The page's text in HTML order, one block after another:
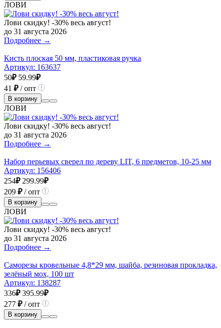
ЛОВИ
Лови скидку! -30% весь август!
до 31 августа 2026
Подробнее →
Кисть плоская 50 мм, пластиковая ручка
Артикул: 163637
50₽ 59.99₽
41 ₽/ опт
В корзину
ЛОВИ
Лови скидку! -30% весь август!
до 31 августа 2026
Подробнее →
Набор перьевых сверел по дереву LIT, 6 предметов, 10-25 мм
Артикул: 156406
254₽ 299.99₽
209 ₽/ опт
В корзину
ЛОВИ
Лови скидку! -30% весь август!
до 31 августа 2026
Подробнее →
Саморезы кровельные 4,8*29 мм, шайба, резиновая прокладка,
зелёный мох, 100 шт
Артикул: 138287
336₽ 395.99₽
277 ₽/ опт
В корзину